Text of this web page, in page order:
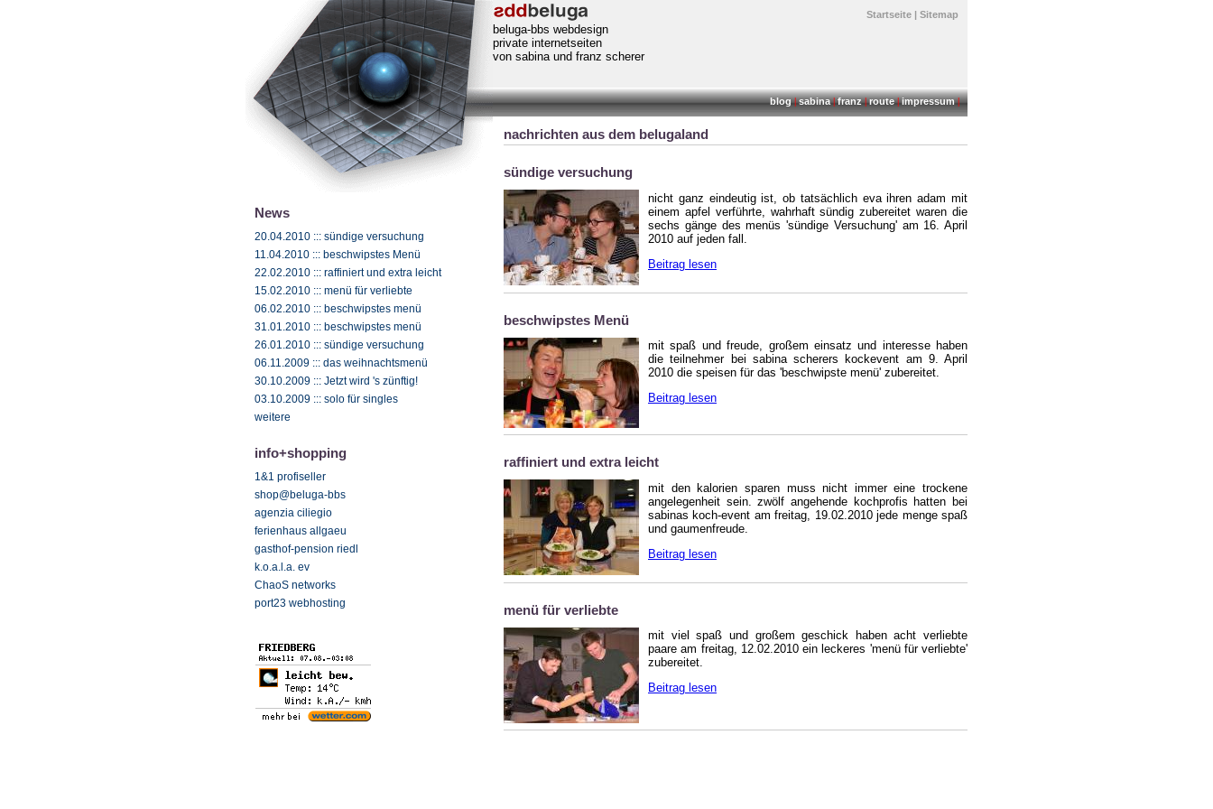
beluga-bbs webdesign
private internetseiten
von sabina und franz scherer
Startseite | Sitemap
blog|sabina|franz|route|impressum|
nachrichten aus dem belugaland
sündige versuchung
nicht ganz eindeutig ist, ob tatsächlich eva ihren adam mit
einem apfel verführte, wahrhaft sündig zubereitet waren die
sechs gänge des menüs 'sündige Versuchung' am 16. April
2010 auf jeden fall.
Beitrag lesen
beschwipstes Menü
mit spaß und freude, großem einsatz und interesse haben
die teilnehmer bei sabina scherers kockevent am 9. April
2010 die speisen für das 'beschwipste menü' zubereitet.
Beitrag lesen
raffiniert und extra leicht
mit den kalorien sparen muss nicht immer eine trockene
angelegenheit sein. zwölf angehende kochprofis hatten bei
sabinas koch-event am freitag, 19.02.2010 jede menge spaß
und gaumenfreude.
Beitrag lesen
menü für verliebte
mit viel spaß und großem geschick haben acht verliebte
paare am freitag, 12.02.2010 ein leckeres 'menü für verliebte'
zubereitet.
Beitrag lesen
News
20.04.2010 ::: sündige versuchung
11.04.2010 ::: beschwipstes Menü
22.02.2010 ::: raffiniert und extra leicht
15.02.2010 ::: menü für verliebte
06.02.2010 ::: beschwipstes menü
31.01.2010 ::: beschwipstes menü
26.01.2010 ::: sündige versuchung
06.11.2009 ::: das weihnachtsmenü
30.10.2009 ::: Jetzt wird 's zünftig!
03.10.2009 ::: solo für singles
weitere
info+shopping
1&1 profiseller
shop@beluga-bbs
agenzia ciliegio
ferienhaus allgaeu
gasthof-pension riedl
k.o.a.l.a. ev
ChaoS networks
port23 webhosting